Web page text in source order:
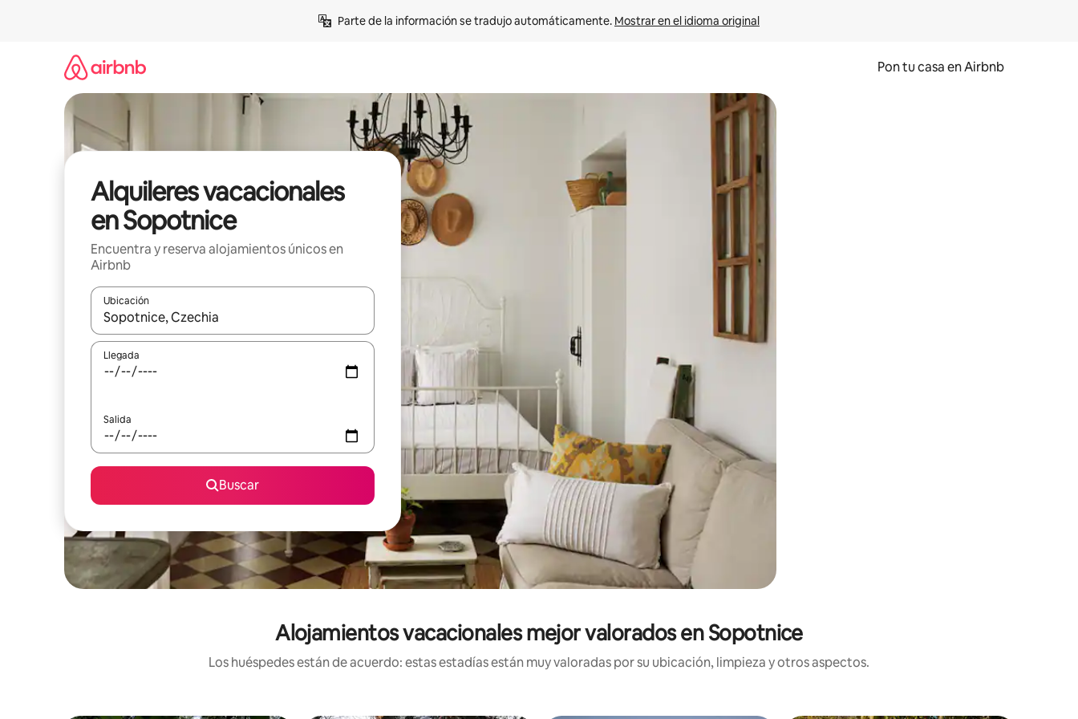
Parte de la información se tradujo automáticamente. Mostrar en el idioma original
Pon tu casa en Airbnb
Alquileres vacacionales
en Sopotnice
Encuentra y reserva alojamientos únicos en
Airbnb
Ubicación
Cuando los resultados estén disponibles, navega con las teclas de flecha hacia arriba y hacia abajo o explora con el tacto o desliza el dedo.
Llegada
Salida
Buscar
Alojamientos vacacionales mejor valorados en Sopotnice
Los huéspedes están de acuerdo: estas estadías están muy valoradas por su ubicación, limpieza y otros aspectos.